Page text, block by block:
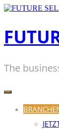
Zum
The